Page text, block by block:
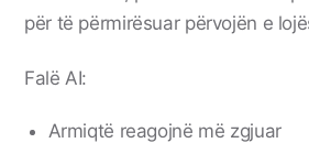
për të përmirësuar përvojën e
Falë AI:
Armiqtë reagojnë më zgjuar